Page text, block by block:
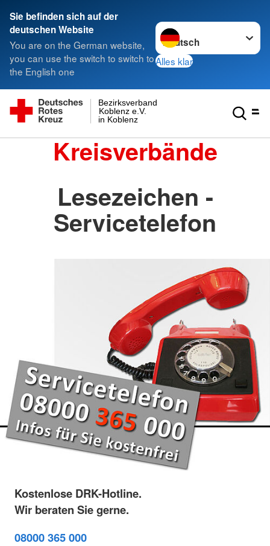
Sie befinden sich auf der
deutschen Website
You are on the German website,
you can use the switch to switch to
the English one
Sprache wechseln zu
Alles klar
in Koblenz
Koblenz e.V.
Bezirksverband
Kreisverbände
Lesezeichen -
Servicetelefon
Kostenlose DRK-Hotline.
Wir beraten Sie gerne.
08000 365 000